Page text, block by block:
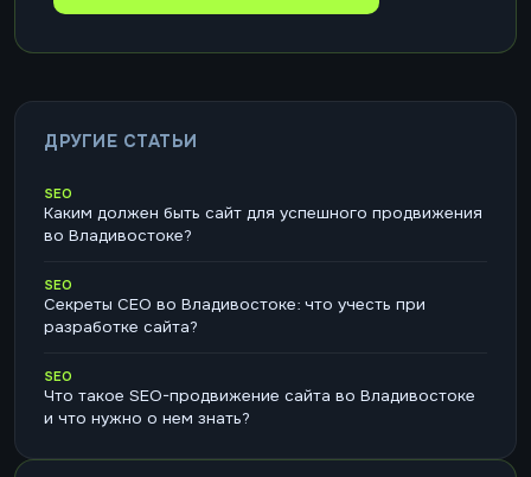
ДРУГИЕ СТАТЬИ
SEO
Каким должен быть сайт для успешного продвижения
во Владивостоке?
SEO
Секреты СЕО во Владивостоке: что учесть при
разработке сайта?
SEO
Что такое SEO-продвижение сайта во Владивостоке
и что нужно о нем знать?